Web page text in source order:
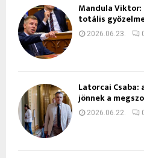
Mandula
totális
2026.06.23.
Latorcai
jönnek a
2026.06.22.